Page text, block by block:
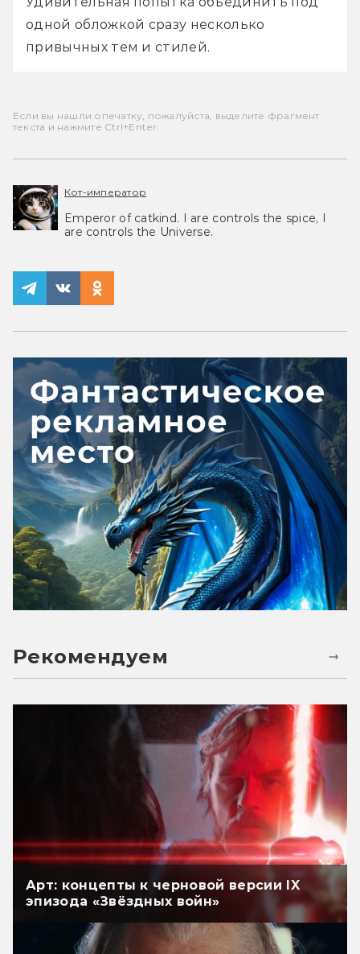
одной обложкой сразу несколько
привычных тем и стилей.
Если вы нашли опечатку, пожалуйста, выделите фрагмент
текста и нажмите Ctrl+Enter.
Кот-император
Emperor of catkind. I are controls the spice, I
are controls the Universe.
Рекомендуем
Арт: концепты к черновой версии IX
эпизода «Звёздных войн»